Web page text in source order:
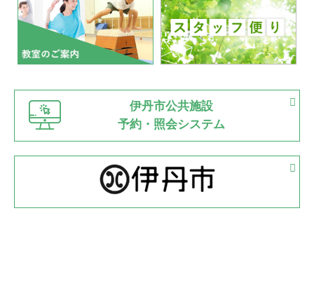
緑ケ丘体育館
2022.07.03
市内総合体育大会が開始
緑ケ丘体育館 猪名川運動広場
古池運動広場
2022.06.12
県知事杯争奪バレーボール大会が開催
2022.05.05
体育協会長杯 バドミントン競技の部
2022.05.22
伊丹市公共施設
予約・照会システム